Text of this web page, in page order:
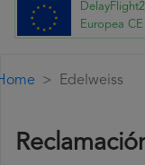
Europea
Edelweiss